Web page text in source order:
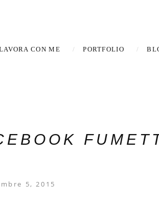
CON ME PORTFOLIO
5, 2015